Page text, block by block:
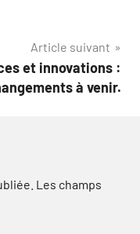
Article suivant
et innovations :
à venir.
Les champs